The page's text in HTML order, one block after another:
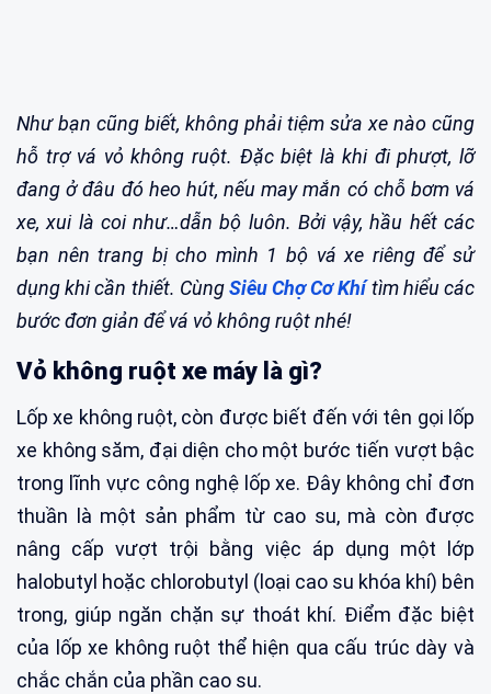
Như bạn cũng biết, không phải tiệm sửa xe nào cũng
hỗ trợ vá vỏ không ruột. Đặc biệt là khi đi phượt, lỡ
đang ở đâu đó heo hút, nếu may mắn có chỗ bơm vá
xe, xui là coi như…dẫn bộ luôn. Bởi vậy, hầu hết các
bạn nên trang bị cho mình 1 bộ vá xe riêng để sử
dụng khi cần thiết. CùngSiêu Chợ Cơ Khítìm hiểu các
bước đơn giản để vá vỏ không ruột nhé!
Vỏ không ruột xe máy là gì?
Lốp xe không ruột, còn được biết đến với tên gọi lốp
xe không săm, đại diện cho một bước tiến vượt bậc
trong lĩnh vực công nghệ lốp xe. Đây không chỉ đơn
thuần là một sản phẩm từ cao su, mà còn được
nâng cấp vượt trội bằng việc áp dụng một lớp
halobutyl hoặc chlorobutyl (loại cao su khóa khí) bên
trong, giúp ngăn chặn sự thoát khí. Điểm đặc biệt
của lốp xe không ruột thể hiện qua cấu trúc dày và
chắc chắn của phần cao su.